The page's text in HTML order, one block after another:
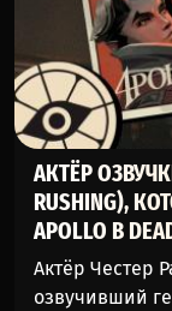
АКТЁР
RUSHING),
APOLLO В
Актёр Честер
озвучивший